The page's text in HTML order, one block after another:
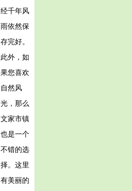
经千年风
雨依然保
存完好。
此外，如
果您喜欢
自然风
光，那么
文家市镇
也是一个
不错的选
择。这里
有美丽的